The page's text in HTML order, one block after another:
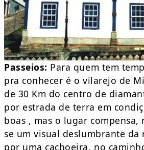
Passeios: Para quem tem
pra conhecer é o vilarejo de
de 30 Km do centro de
por estrada de terra em
boas , mas o lugar compensa,
se um visual deslumbrante da
por uma cachoeira, no